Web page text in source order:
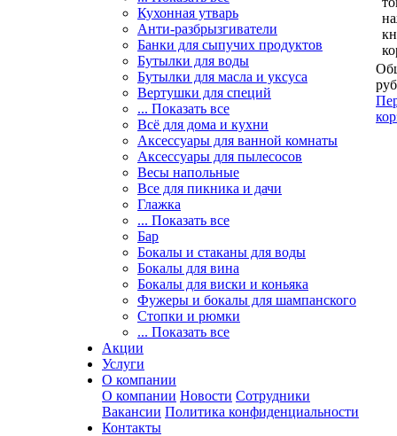
Кухонная утварь
Анти-разбрызгиватели
Банки для сыпучих продуктов
Бутылки для воды
Бутылки для масла и уксуса
Вертушки для специй
... Показать все
Всё для дома и кухни
Аксессуары для ванной комнаты
Аксессуары для пылесосов
Весы напольные
Все для пикника и дачи
Глажка
... Показать все
Бар
Бокалы и стаканы для воды
Бокалы для вина
Бокалы для виски и коньяка
Фужеры и бокалы для шампанского
Стопки и рюмки
... Показать все
Акции
Услуги
О компании
О компании Новости Сотрудники
Вакансии Политика конфиденциальности
Контакты